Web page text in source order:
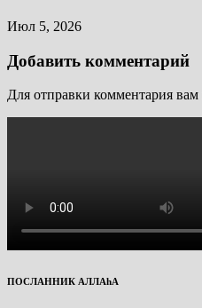
Июл 5, 2026
Добавить комментарий
Для отправки комментария
ПОСЛАННИК АЛЛАhА